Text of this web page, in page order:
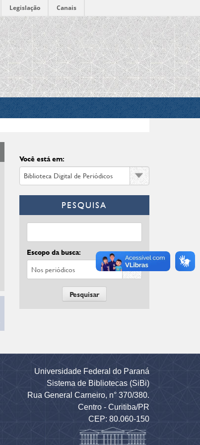
Legislação Canais
Você está em:
PESQUISA
Escopo da busca:
Universidade Federal do Paraná
Sistema de Bibliotecas (SiBi)
Rua General Carneiro, n° 370/380.
Centro - Curitiba/PR
CEP: 80.060-150